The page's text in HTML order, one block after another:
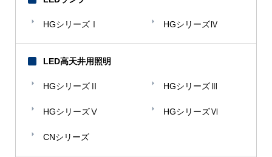
HGシリーズⅠ HGシリーズⅣ
LED高天井用照明
HGシリーズⅡ HGシリーズⅢ
HGシリーズⅤ HGシリーズⅥ
CNシリーズ